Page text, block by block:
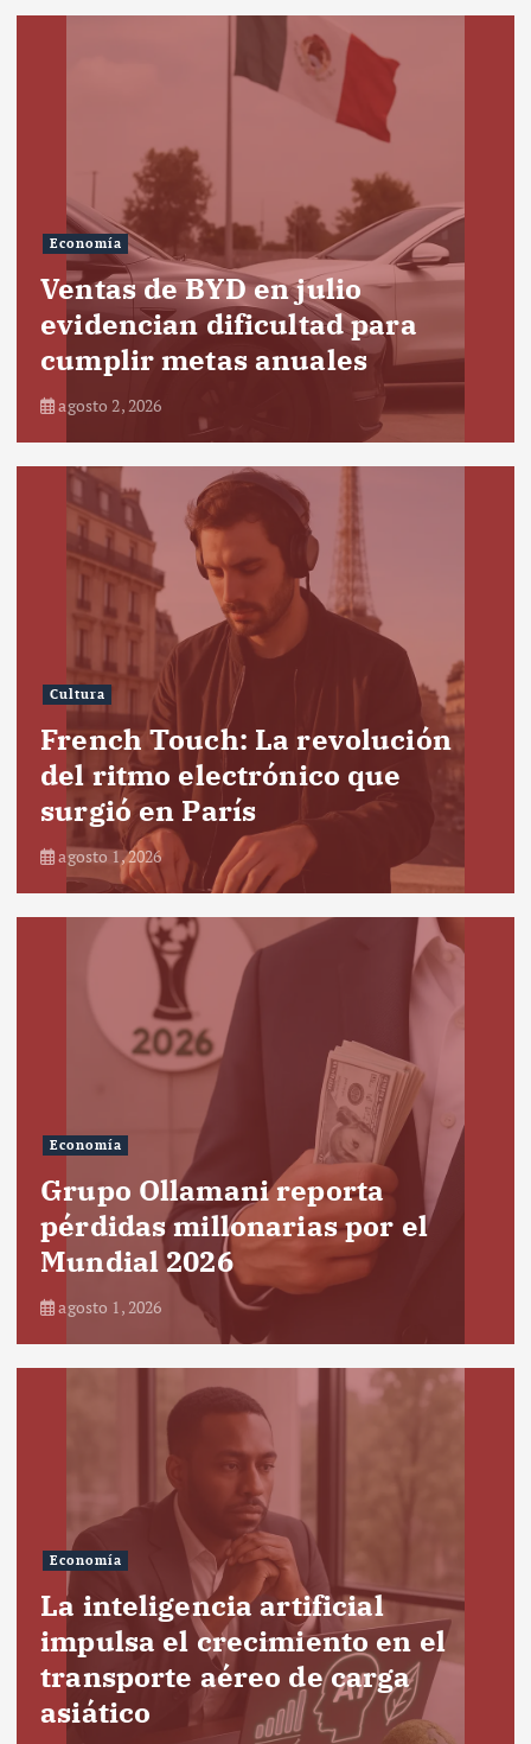
Economía
Ventas de BYD en julio
evidencian dificultad para
cumplir metas anuales
agosto 2, 2026
Cultura
French Touch: La revolución
del ritmo electrónico que
surgió en París
agosto 1, 2026
Economía
Grupo Ollamani reporta
pérdidas millonarias por el
Mundial 2026
agosto 1, 2026
Economía
La inteligencia artificial
impulsa el crecimiento en el
transporte aéreo de carga
asiático